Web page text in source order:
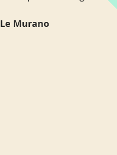
Le Murano